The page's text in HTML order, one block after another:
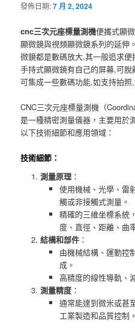
發佈日期:7 月 2, 2024
cnc三次元座標量測機便攜式顯
顯微鏡與視頻顯微鏡系列的延伸
微鏡都是數碼放大,其一般追求
手持式顯微鏡有自己的屏幕,可
可集成一些數碼功能,如支持拍
CNC三次元座標量測機（
是一種精密測量儀器，主要用於
以下技術細節和應用領域：
技術細節：
測量原理：
使用機械、光學、雷
觸或非接觸式測量。
精確的三維坐標系統
度、直徑、距離、曲
結構和部件：
由機械結構、運動控
成。
高精度的線性導軌、
測量精度：
通常能達到微米或甚
工業製造和品質控制。